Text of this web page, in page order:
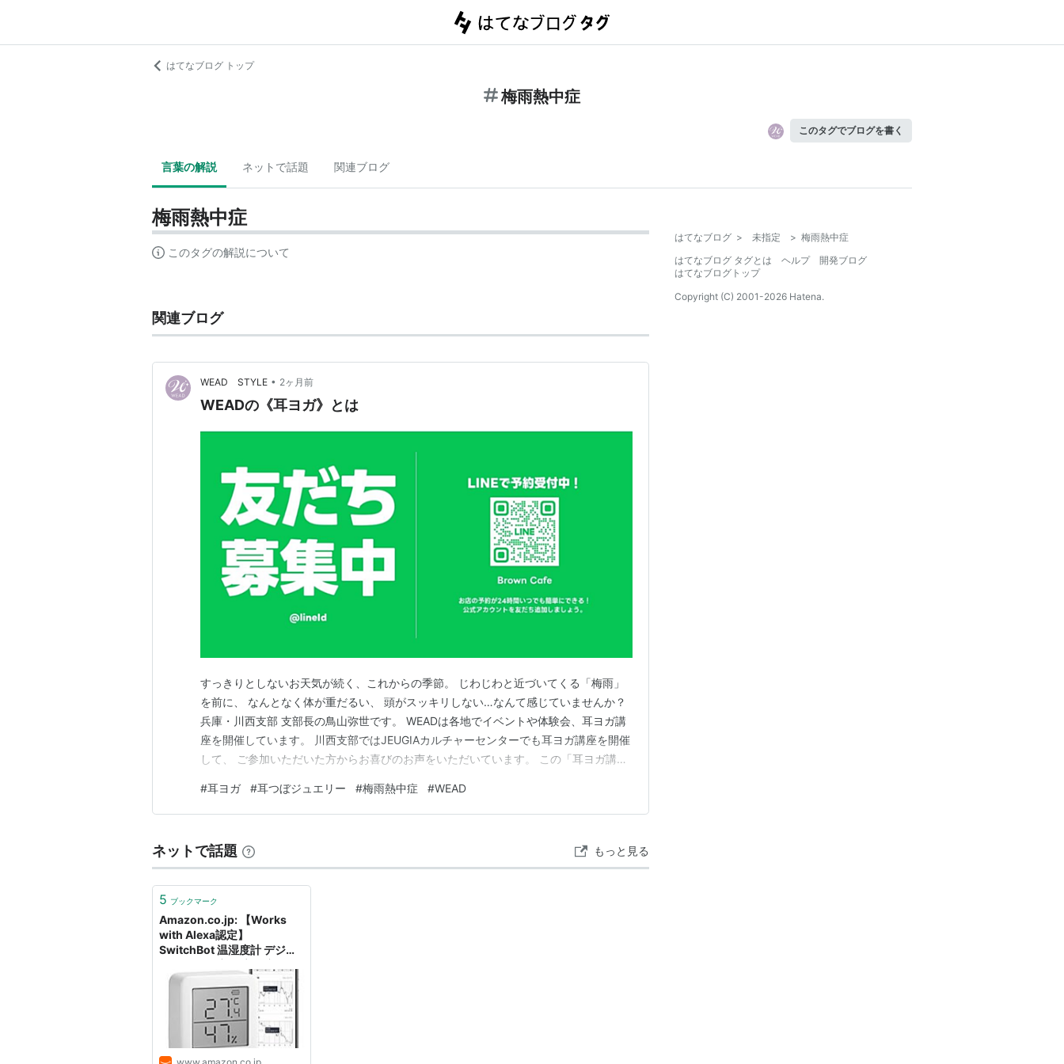
はてなブログ トップ
梅雨熱中症
このタグでブログを書く
言葉の解説 ネットで話題 関連ブログ
梅雨熱中症
このタグの解説について
関連ブログ
WEAD STYLE • 2ヶ月前
WEADの《耳ヨガ》とは
すっきりとしないお天気が続く、これからの季節。 じわじわと近づいてくる「梅雨」
を前に、 なんとなく体が重だるい、 頭がスッキリしない…なんて感じていませんか？
兵庫・川西支部 支部長の鳥山弥世です。 WEADは各地でイベントや体験会、耳ヨガ講
座を開催しています。 川西支部ではJEUGIAカルチャーセンターでも耳ヨガ講座を開催
して、 ご参加いただいた方からお喜びのお声をいただいています。 この「耳ヨガ講
生」と、 耳ヨガを取り入れることで 心と体にどんな変化が起きるのかをお届けしてい
ます。 これからの梅雨にあわせた養生で…
#耳ヨガ #耳つぼジュエリー #梅雨熱中症 #WEAD
ネットで話題 もっと見る
5 ブックマーク
Amazon.co.jp: 【Works
with Alexa認定】
SwitchBot 温湿度計 デジタ
ス製センサー スマホで温度
湿度管理 梅雨 熱中症対策 ア
ラーム付き グラフ記録
Alexa、Google home、
HomePod、IFTTT に対応
(ハブ必要) 熱中症対策: 家の
はてなブログ > 未指定 > 梅雨熱中症
はてなブログ タグとは
ヘルプ
開発ブログ
はてなブログトップ
Copyright (C) 2001-2026 Hatena.